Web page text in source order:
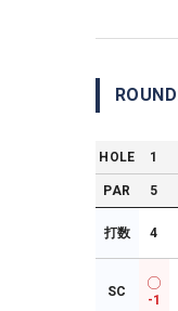
ROUND
HOLE 1
PAR 5
打数 4
SC
-1